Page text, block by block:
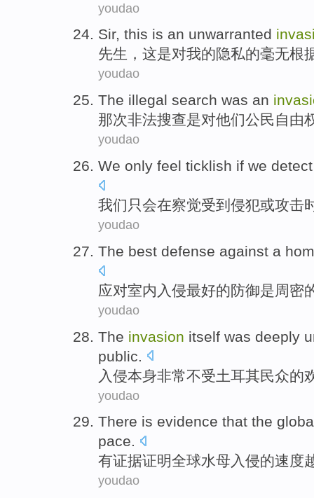
youdao
Sir, this is an unwarranted
先生 ， 这是对我的隐私的毫无根
youdao
The illegal search was an
那次非法搜查是对他们公民自由
youdao
We only feel ticklish if we
我们 只会在察觉受到 侵犯或攻击
youdao
The best defense against a
应对室内 入侵最好的防御是周密
youdao
The invasion itself was deeply
public
入侵本身非常不受土耳其民众的
youdao
There is evidence that the
pace.
有证据证明全球水母 入侵的速度
youdao